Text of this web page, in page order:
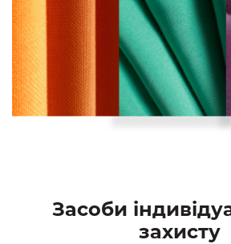
Засоби
захисту